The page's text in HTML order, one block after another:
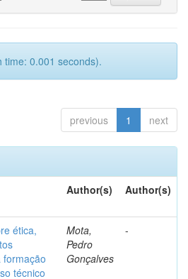
time: 0.001 seconds).
previous 1 next
Author(s) Author(s)
ética,
formação
técnico
Mota,
Pedro
Gonçalves
-